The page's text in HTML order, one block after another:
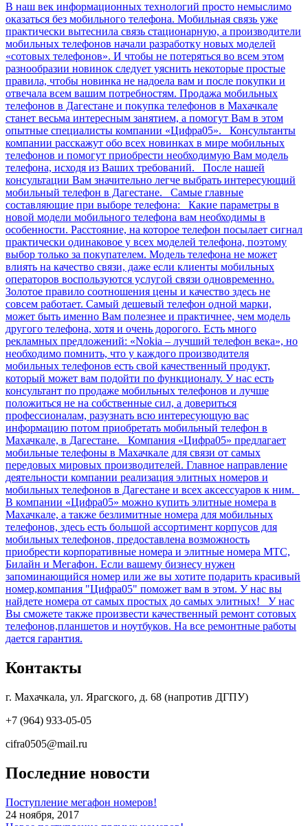
В наш век информационных технологий просто немыслимо
оказаться без мобильного телефона. Мобильная связь уже
практически вытеснила связь стационарную, а производители
мобильных телефонов начали разработку новых моделей
«сотовых телефонов». И чтобы не потеряться во всем этом
разнообразии новинок следует уяснить некоторые простые
правила, чтобы новинка не надоела вам и после покупки и
отвечала всем вашим потребностям. Продажа мобильных
телефонов в Дагестане и покупка телефонов в Махачкале
станет весьма интересным занятием, а помогут Вам в этом
опытные специалисты компании «Цифра05». Консультанты
компании расскажут обо всех новинках в мире мобильных
телефонов и помогут приобрести необходимую Вам модель
телефона, исходя из Ваших требований. После нашей
консультации Вам значительно легче выбрать интересующий
мобильный телефон в Дагестане. Самые главные
составляющие при выборе телефона: Какие параметры в
новой модели мобильного телефона вам необходимы в
особенности. Расстояние, на которое телефон посылает сигнал
практически одинаковое у всех моделей телефона, поэтому
выбор только за покупателем. Модель телефона не может
влиять на качество связи, даже если клиенты мобильных
операторов воспользуются услугой связи одновременно.
Золотое правило соотношения цены и качество здесь не
совсем работает. Самый дешевый телефон одной марки,
может быть именно Вам полезнее и практичнее, чем модель
другого телефона, хотя и очень дорогого. Есть много
рекламных предложений: «Nokia – лучший телефон века», но
необходимо помнить, что у каждого производителя
мобильных телефонов есть свой качественный продукт,
который может вам подойти по функционалу. У нас есть
консультант по продаже мобильных телефонов и лучше
положиться не на собственные сил, а довериться
профессионалам, разузнать всю интересующую вас
информацию потом приобретать мобильный телефон в
Махачкале, в Дагестане. Компания «Цифра05» предлагает
мобильные телефоны в Махачкале для связи от самых
передовых мировых производителей. Главное направление
деятельности компании реализация элитных номеров и
мобильных телефонов в Дагестане и всех аксессуаров к ним.
В компании «Цифра05» можно купить элитные номера в
Махачкале, а также безлимитные номера для мобильных
телефонов, здесь есть большой ассортимент корпусов для
мобильных телефонов, предоставлена возможность
приобрести корпоративные номера и элитные номера МТС,
Билайн и Мегафон. Если вашему бизнесу нужен
запоминающийся номер или же вы хотите подарить красивый
номер,компания "Цифра05" поможет вам в этом. У нас вы
найдете номера от самых простых до самых элитных! У нас
Вы сможете также произвести качественный ремонт сотовых
телефонов,планшетов и ноутбуков. На все ремонтные работы
дается гарантия.
Контакты
г. Махачкала, ул. Ярагского, д. 68 (напротив ДГПУ)
+7 (964) 933-05-05
cifra0505@mail.ru
Последние новости
Поступление мегафон номеров!
24 ноября, 2017